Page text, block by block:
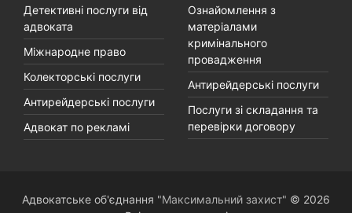
Детективні послуги від
адвоката
Міжнародне право
Колекторські послуги
Антирейдерські послуги
Адвокат по рекламі
Ознайомлення з
матеріалами
кримінального
провадження
Антирейдерські послуги
Послуги зі складання та
перевірки договору
Адвокатське об'єднання "Максимальний захист" © 2026